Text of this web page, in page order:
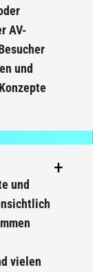
AV-
und
und
vielen